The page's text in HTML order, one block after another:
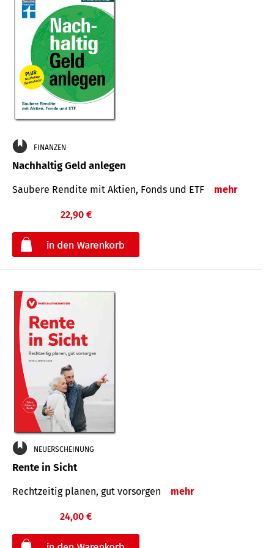
FINANZEN
Nachhaltig Geld anlegen
Saubere Rendite mit Aktien, Fonds und ETF mehr
22,90 €
NEUERSCHEINUNG
Rente in Sicht
Rechtzeitig planen, gut vorsorgen mehr
24,00 €